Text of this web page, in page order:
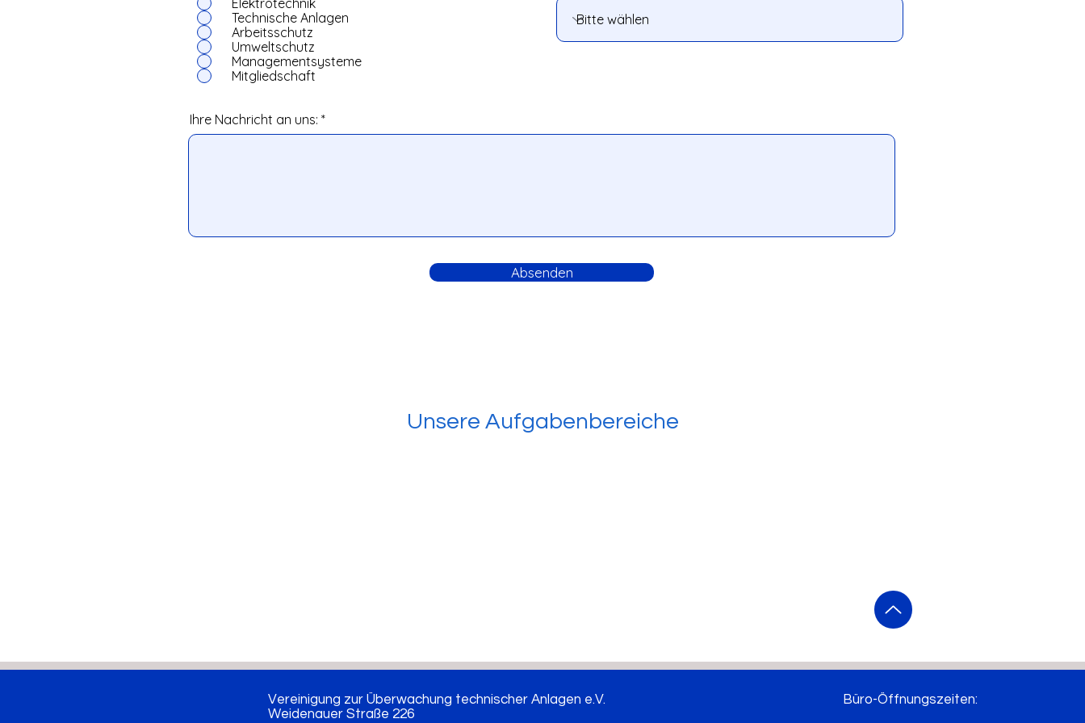
Elektrotechnik
Technische Anlagen
Arbeitsschutz
Umweltschutz
Managementsysteme
Mitgliedschaft
Ihre Nachricht an uns:
Absenden
Unsere Aufgabenbereiche
Vereinigung zur Überwachung technischer Anlagen e.V.
Weidenauer Straße 226
Büro-Öffnungszeiten: